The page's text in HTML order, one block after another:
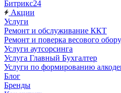
Битрикс24
Акции
Услуги
Ремонт и обслуживание ККТ
Ремонт и поверка весового
Услуги аутсорсинга
Услуга Главный Бухгалтер
Услуги по формированию
Блог
Бренды